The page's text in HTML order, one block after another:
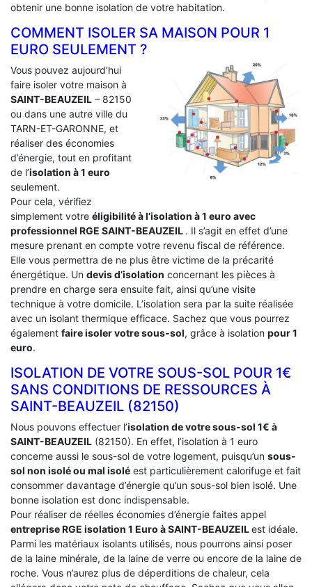
obtenir une bonne isolation de votre habitation.
COMMENT ISOLER SA MAISON POUR 1
EURO SEULEMENT ?
Vous pouvez aujourd’hui
faire isoler votre maison à
SAINT-BEAUZEIL – 82150
ou dans une autre ville du
TARN-ET-GARONNE, et
réaliser des économies
d’énergie, tout en profitant
de l’isolation à 1 euro
seulement.
Pour cela, vérifiez
simplement votre éligibilité à l’isolation à 1 euro avec
professionnel RGE SAINT-BEAUZEIL . Il s’agit en effet d’une
mesure prenant en compte votre revenu fiscal de référence.
Elle vous permettra de ne plus être victime de la précarité
énergétique. Un devis d’isolation concernant les pièces à
prendre en charge sera ensuite fait, ainsi qu’une visite
technique à votre domicile. L’isolation sera par la suite réalisée
avec un isolant thermique efficace. Sachez que vous pourrez
également faire isoler votre sous-sol, grâce à isolation pour 1
euro.
ISOLATION DE VOTRE SOUS-SOL POUR 1€
SANS CONDITIONS DE RESSOURCES À
‎SAINT-BEAUZEIL (82150)
Nous pouvons effectuer l’isolation de votre sous-sol 1€ à
SAINT-BEAUZEIL (82150). En effet, l’isolation à 1 euro
concerne aussi le sous-sol de votre logement, puisqu’un sous-
sol non isolé ou mal isolé est particulièrement calorifuge et fait
consommer davantage d’énergie qu’un sous-sol bien isolé. Une
bonne isolation est donc indispensable.
Pour réaliser de réelles économies d’énergie faites appel
entreprise RGE isolation 1 Euro à SAINT-BEAUZEILest idéale.
Parmi les matériaux isolants utilisés, nous pourrons ainsi poser
de la laine minérale, de la laine de verre ou encore de la laine de
roche. Vous n’aurez plus de déperditions de chaleur, cela